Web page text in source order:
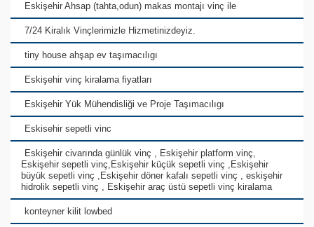
Eskişehir Ahsap (tahta,odun) makas montajı vinç ile
7/24 Kiralık Vinçlerimizle Hizmetinizdeyiz.
tiny house ahşap ev taşımacılıgı
Eskişehir vinç kiralama fiyatları
Eskişehir Yük Mühendisliği ve Proje Taşımacılıgı
Eskisehir sepetli vinc
Eskişehir civarında günlük vinç , Eskişehir platform vinç,
Eskişehir sepetli vinç,Eskişehir küçük sepetli vinç ,Eskişehir
büyük sepetli vinç ,Eskişehir döner kafalı sepetli vinç , eskişehir
hidrolik sepetli vinç , Eskişehir araç üstü sepetli vinç kiralama
konteyner kilit lowbed